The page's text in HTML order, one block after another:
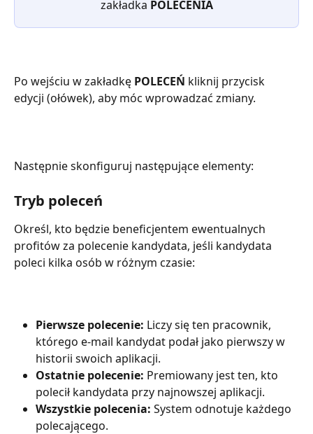
zakładka POLECENIA
Po wejściu w zakładkę POLECEŃ kliknij przycisk
edycji (ołówek), aby móc wprowadzać zmiany.
Następnie skonfiguruj następujące elementy:
Tryb poleceń
Określ, kto będzie beneficjentem ewentualnych
profitów za polecenie kandydata, jeśli kandydata
poleci kilka osób w różnym czasie:
Pierwsze polecenie: Liczy się ten pracownik,
którego e-mail kandydat podał jako pierwszy w
historii swoich aplikacji.
Ostatnie polecenie: Premiowany jest ten, kto
polecił kandydata przy najnowszej aplikacji.
Wszystkie polecenia: System odnotuje każdego
polecającego.